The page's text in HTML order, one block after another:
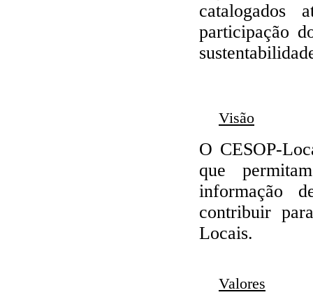
catalogados
participação
Visão
O CESOP-
que
informação
contribuir
Locais.
Valores